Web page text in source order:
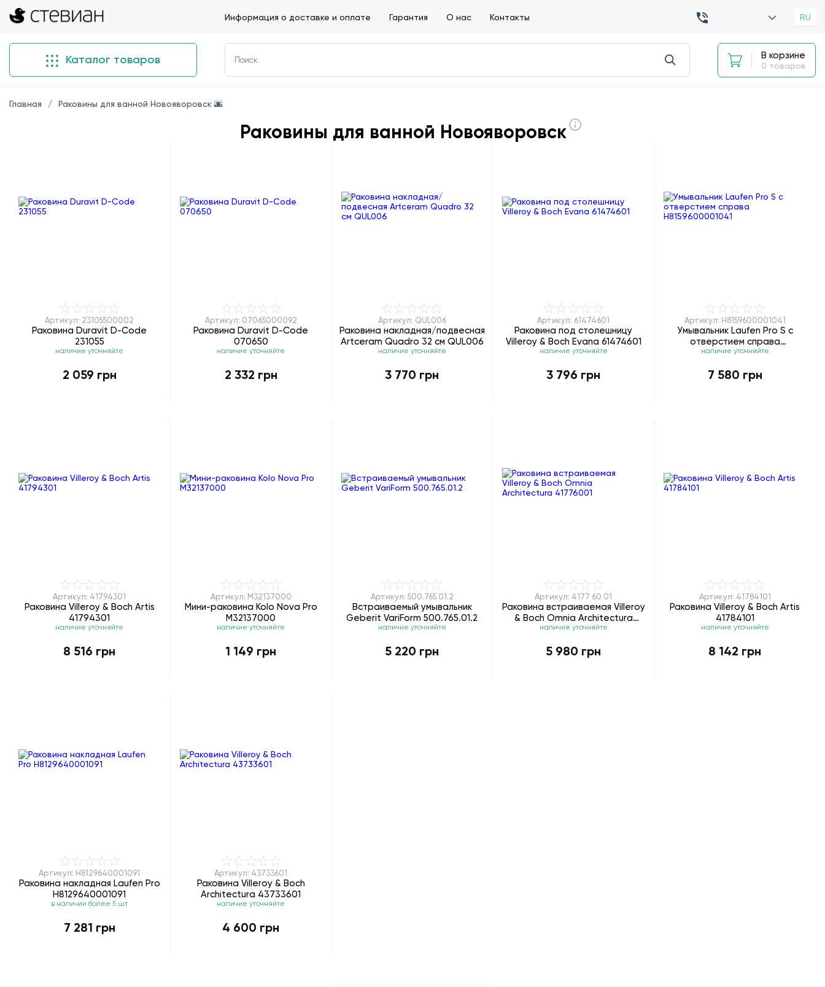
Информация о доставке и оплате Гарантия О нас Контакты RU
Каталог товаров В корзине
0 товаров
Главная Раковины для ванной Новояворовск 🌆
Раковины для ванной Новояворовск
Артикул: 23105500002
Раковина Duravit D-Code
231055
наличие уточняйте
2 059 грн
Артикул: 07065000092
Раковина Duravit D-Code
070650
наличие уточняйте
2 332 грн
Артикул: QUL006
Раковина накладная/подвесная
Artceram Quadro 32 см QUL006
наличие уточняйте
3 770 грн
Артикул: 61474601
Раковина под столешницу
Villeroy & Boch Evana 61474601
наличие уточняйте
3 796 грн
Артикул: H8159600001041
Умывальник Laufen Pro S с
отверстием справа
H8159600001041
наличие уточняйте
7 580 грн
Артикул: 41794301
Раковина Villeroy & Boch Artis
41794301
наличие уточняйте
8 516 грн
Артикул: M32137000
Мини-раковина Kolo Nova Pro
M32137000
наличие уточняйте
1 149 грн
Артикул: 500.765.01.2
Встраиваемый умывальник
Geberit VariForm 500.765.01.2
наличие уточняйте
5 220 грн
Артикул: 4177 60 01
Раковина встраиваемая Villeroy
& Boch Omnia Architectura
41776001
наличие уточняйте
5 980 грн
Артикул: 41784101
Раковина Villeroy & Boch Artis
41784101
наличие уточняйте
8 142 грн
Артикул: H8129640001091
Раковина накладная Laufen Pro
H8129640001091
в наличии более 5 шт
7 281 грн
Артикул: 43733601
Раковина Villeroy & Boch
Architectura 43733601
наличие уточняйте
4 600 грн